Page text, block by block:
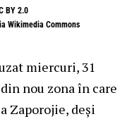
BY 2.0
Wikimedia Commons
miercuri, 31
nou zona în care
Zaporojie, deși